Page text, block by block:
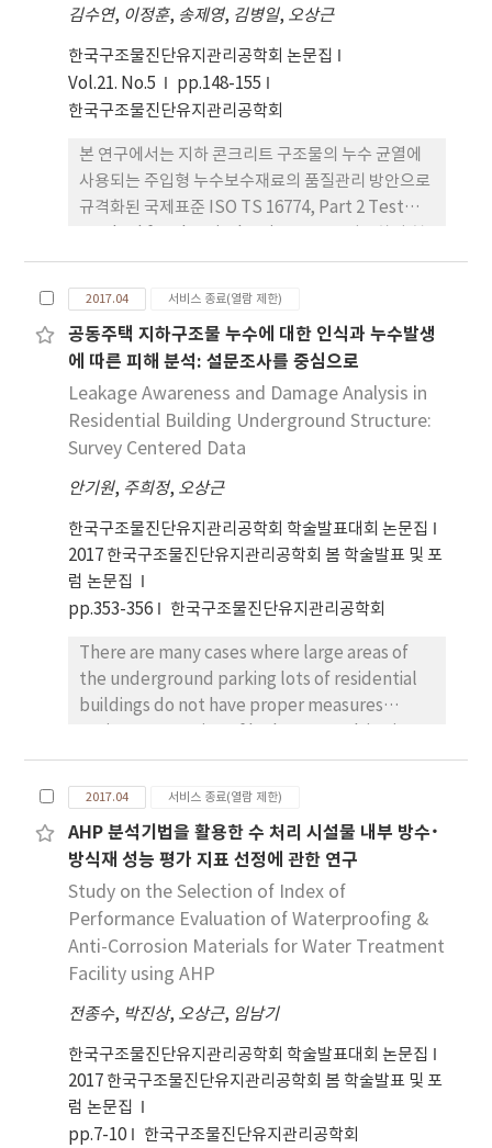
김수연, 이정훈, 송제영, 김병일, 오상근
한국구조물진단유지관리공학회 논문집
Vol.21. No.5
pp.148-155
한국구조물진단유지관리공학회
본 연구에서는 지하 콘크리트 구조물의 누수 균열에
사용되는 주입형 누수보수재료의 품질관리 방안으로
규격화된 국제표준 ISO TS 16774, Part 2 Test
재 우리나라 누수보수현장에서 사용하고 있는 주입형
누수보수재료 2계열 (합성고무계, 시멘트계), 3종류
씩, 총 9 종류의 보수재료에 대한 지하 콘크리트 구조
물이 처한 화학적 환경의 저항 안정성을 연구·검토
하였다. 그 결과, 합성고무계는 RG-3를 제외하고, 산
에 대한 저항력을 높일 수 있는 재료적 검토가 필요하
고, 시멘트계는 수산화나트륨, 염화나트륨에 대한 저
항을 높일 수 있는 재료적 검토의 필요성이 확인되었
서의 보수재료 선정 시 기본 지 표로 사용가능 할 것으
로 판단된다. 또한, 추후에 연구 개발 되는 보수재료의
품질 향상에 반영할 수 있는 기준 자료의 활용을 기대
할 수 있다.
2017.04 서비스 종료(열람 제한)
공동주택 지하구조물 누수에 대한 인식과 누수발생
에 따른 피해 분석: 설문조사를 중심으로
Leakage Awareness and Damage Analysis in
Residential Building Underground Structure:
Survey Centered Data
안기원, 주희정, 오상근
한국구조물진단유지관리공학회 학술발표대회 논문집
2017 한국구조물진단유지관리공학회 봄 학술발표 및 포
럼 논문집
pp.353-356
한국구조물진단유지관리공학회
There are many cases where large areas of
the underground parking lots of residential
buildings do not have proper measures
condensation, growth of infectious
microogranisms and increase of pollution in
the air. This paper discusses a study
conducted to understand the awareness of
leakage problems and the damage that
follows in the underground structures of
residential buildings.
2017.04 서비스 종료(열람 제한)
AHP 분석기법을 활용한 수 처리 시설물 내부 방수･
방식재 성능 평가 지표 선정에 관한 연구
Study on the Selection of Index of
Performance Evaluation of Waterproofing &
Anti-Corrosion Materials for Water Treatment
Facility using AHP
전종수, 박진상, 오상근, 임남기
한국구조물진단유지관리공학회 학술발표대회 논문집
2017 한국구조물진단유지관리공학회 봄 학술발표 및 포
럼 논문집
pp.7-10
한국구조물진단유지관리공학회